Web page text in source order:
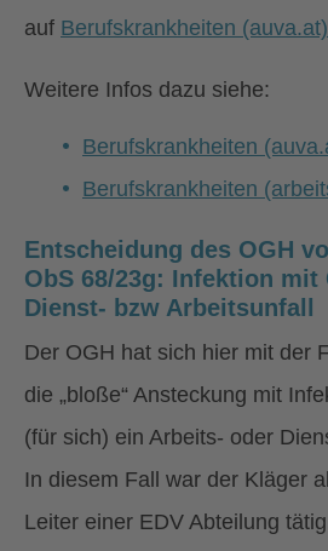
auf Berufskrankheiten (auva.at)
Weitere Infos dazu siehe:
Berufskrankheiten
Berufskrankheiten
Entscheidung des OGH
ObS 68/23g: Infektion mit
Dienst- bzw Arbeitsunfall
Der OGH hat sich hier mit der
die „bloße“ Ansteckung mit
(für sich) ein Arbeits- oder
In diesem Fall war der Kläger
Leiter einer EDV Abteilung